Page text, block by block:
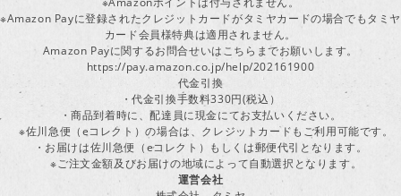
※Amazon Payに登録されたクレジットカードがタミヤカードの場合でもタミヤ
カード会員様特典は適用されません。
Amazon Payに関するお問合せいはこちらまでお願いします。
https://pay.amazon.co.jp/help/202161900
代金引換
・代金引換手数料330円(税込）
・商品到着時に、配達員に現金にてお支払いください。
※佐川急便（eコレクト）の場合は、クレジットカードもご利用可能です。
・お届けは佐川急便（eコレクト）もしくは郵便代引となります。
※ご注文金額及びお届けの地域によって自動選択となります。
運営会社